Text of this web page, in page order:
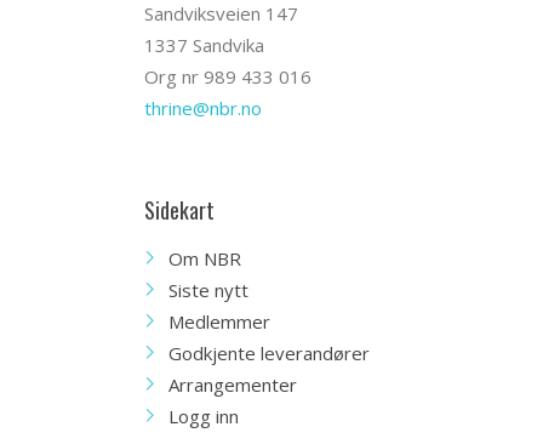
Sandviksveien 147
1337 Sandvika
Org nr 989 433 016
thrine@nbr.no
Sidekart
Om NBR
Siste nytt
Medlemmer
Godkjente leverandører
Arrangementer
Logg inn